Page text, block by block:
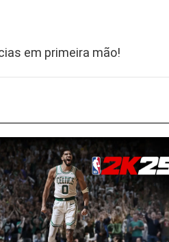
em primeira mão!